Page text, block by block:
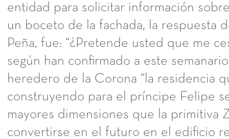
entidad para solicitar información
un boceto de la fachada, la respuesta
Peña, fue: “¿Pretende usted que me
según han confirmado a este
heredero de la Corona “la residencia
construyendo para el príncipe Felipe
mayores dimensiones que la primitiva
convertirse en el futuro en el edificio